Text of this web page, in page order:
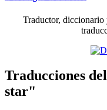
Traductor, diccionario
Traducciones
star"